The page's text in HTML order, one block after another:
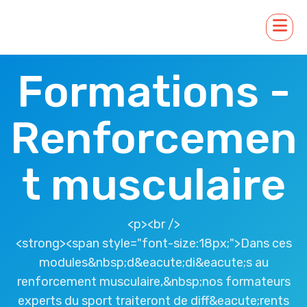
Formations -
Renforcemen
t musculaire
<p><br />
<strong><span style="font-size:18px;">Dans ces
modules&nbsp;d&eacute;di&eacute;s au
renforcement musculaire,&nbsp;nos formateurs
experts du sport traiteront de diff&eacute;rents